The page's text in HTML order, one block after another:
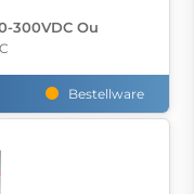
300VDC Ou
Bestellware